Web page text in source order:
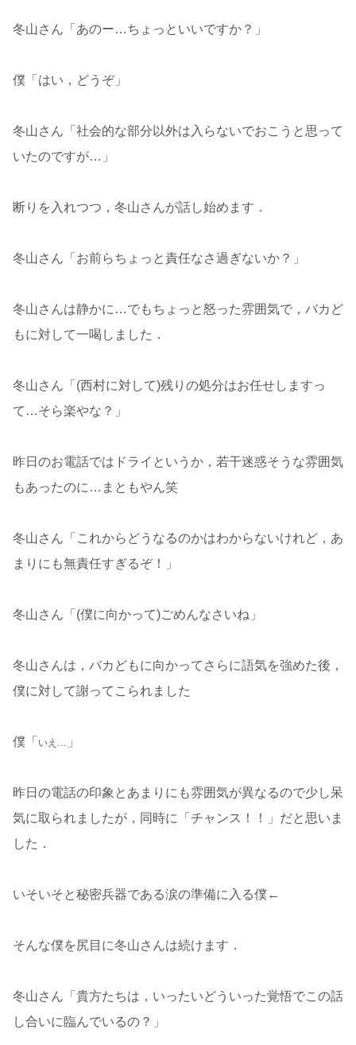
冬山さん「あのー…ちょっといいですか？」
僕「はい，どうぞ」
冬山さん「社会的な部分以外は入らないでおこうと思って
いたのですが…」
断りを入れつつ，冬山さんが話し始めます．
冬山さん「お前らちょっと責任なさ過ぎないか？」
冬山さんは静かに…でもちょっと怒った雰囲気で，バカど
もに対して一喝しました．
冬山さん「(西村に対して)残りの処分はお任せしますっ
て…そら楽やな？」
昨日のお電話ではドライというか，若干迷惑そうな雰囲気
もあったのに…まともやん笑
冬山さん「これからどうなるのかはわからないけれど，あ
まりにも無責任すぎるぞ！」
冬山さん「(僕に向かって)ごめんなさいね」
冬山さんは，バカどもに向かってさらに語気を強めた後，
僕に対して謝ってこられました
僕「 いえ… 」
昨日の電話の印象とあまりにも雰囲気が異なるので少し呆
気に取られましたが，同時に「チャンス！！」だと思いま
した．
いそいそと秘密兵器である涙の準備に入る僕←
そんな僕を尻目に冬山さんは続けます．
冬山さん「貴方たちは，いったいどういった覚悟でこの話
し合いに臨んでいるの？」